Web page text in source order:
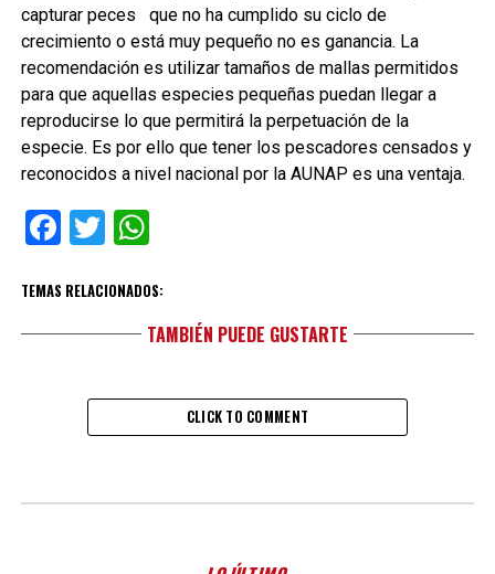
capturar peces que no ha cumplido su ciclo de
crecimiento o está muy pequeño no es ganancia. La
recomendación es utilizar tamaños de mallas permitidos
para que aquellas especies pequeñas puedan llegar a
reproducirse lo que permitirá la perpetuación de la
especie. Es por ello que tener los pescadores censados y
reconocidos a nivel nacional por la AUNAP es una ventaja.
Facebook
TwitterWhatsApp
TEMAS RELACIONADOS:
TAMBIÉN PUEDE GUSTARTE
CLICK TO COMMENT